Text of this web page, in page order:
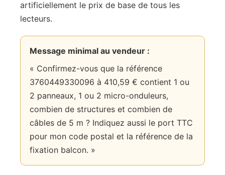
artificiellement le prix de base de tous les
lecteurs.
Message minimal au vendeur :
« Confirmez-vous que la référence
3760449330096 à 410,59 € contient 1 ou
2 panneaux, 1 ou 2 micro-onduleurs,
combien de structures et combien de
câbles de 5 m ? Indiquez aussi le port TTC
pour mon code postal et la référence de la
fixation balcon. »